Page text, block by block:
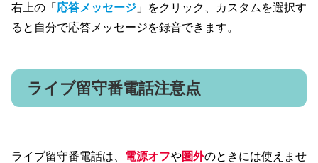
右上の「 応答メッセージ 」をクリック、カスタムを選択す
ると自分で応答メッセージを録音できます。
ライブ留守番電話注意点
ライブ留守番電話は、 電源オフや圏外のときには使えませ